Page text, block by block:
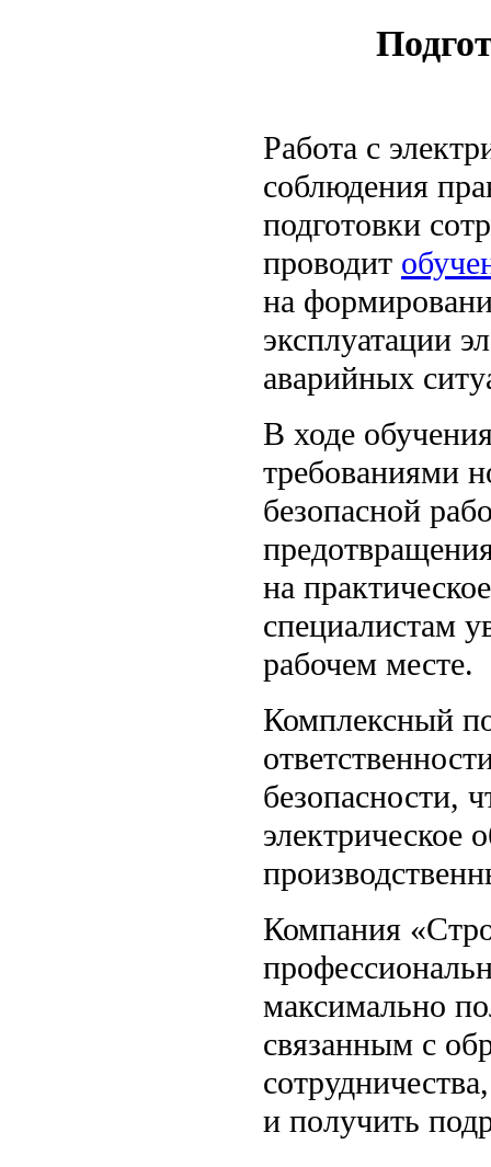
Работа с
соблюдения
подготовки
проводит
на
эксплуатации
аварийных
В ходе
требованиями
безопасной
на
специалистам
рабочем месте.
Комплексный
безопасности,
электрическое
Компания
максимально
связанным с
и получить